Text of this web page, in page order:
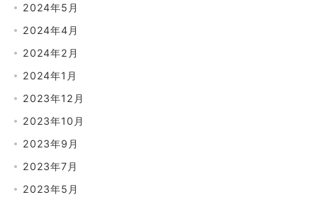
2024年5月
2024年4月
2024年2月
2024年1月
2023年12月
2023年10月
2023年9月
2023年7月
2023年5月